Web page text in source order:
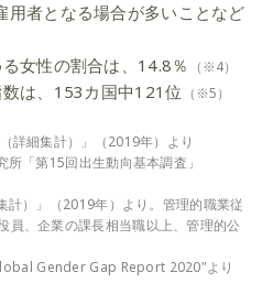
用者となる場合が多いことなど
女性の割合は、14.8％ （※4）
は、153カ国中121位 （※5）
細集計）」（2019年）より
「第15回出生動向基本調査」
）」（2019年）より。管理的職業従
員、企業の課長相当職以上、管理的公
Gender Gap Report 2020"より